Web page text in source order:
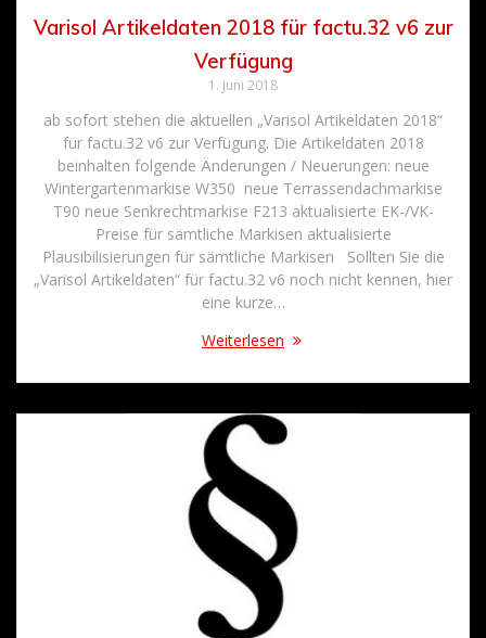
Varisol Artikeldaten 2018 für factu.32 v6 zur
Verfügung
1. Juni 2018
ab sofort stehen die aktuellen „Varisol Artikeldaten 2018“
für factu.32 v6 zur Verfügung. Die Artikeldaten 2018
beinhalten folgende Änderungen / Neuerungen: neue
Wintergartenmarkise W350 neue Terrassendachmarkise
T90 neue Senkrechtmarkise F213 aktualisierte EK-/VK-
Preise für sämtliche Markisen aktualisierte
Plausibilisierungen für sämtliche Markisen Sollten Sie die
„Varisol Artikeldaten“ für factu.32 v6 noch nicht kennen, hier
eine kurze…
Weiterlesen